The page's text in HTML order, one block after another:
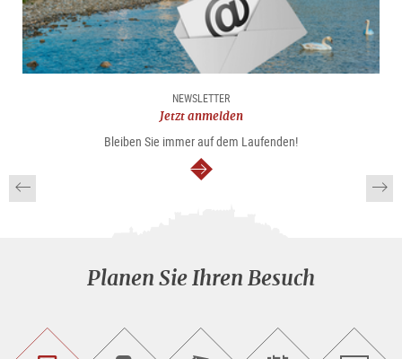
NEWSLETTER
Jetzt anmelden
Bleiben Sie immer auf dem Laufenden!
weiter
Planen Sie Ihren Besuch